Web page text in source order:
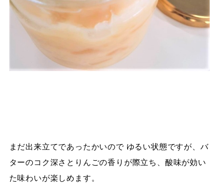
まだ出来立てであったかいので ゆるい状態ですが、バ
ターのコク深さとりんごの香りが際立ち、酸味が効い
た味わいが楽しめます。